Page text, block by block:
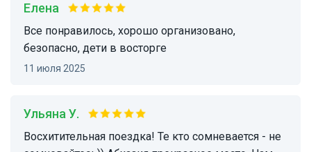
Елена
Все понравилось, хорошо организовано,
безопасно, дети в восторге
11 июля 2025
Ульяна У.
Восхитительная поездка! Те кто сомневается - не